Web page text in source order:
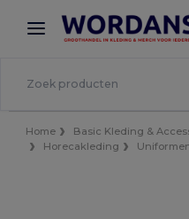
× Wordans-app
Betere prijzen in de
Home Basic Kleding &
Horecakleding